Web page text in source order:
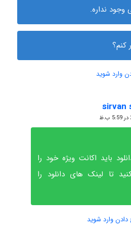
وجود نداره.
کنم؟
وارد شوید
sirvan
باید اکانت ویژه خود را
تا لینک های دانلود را
وارد شوید